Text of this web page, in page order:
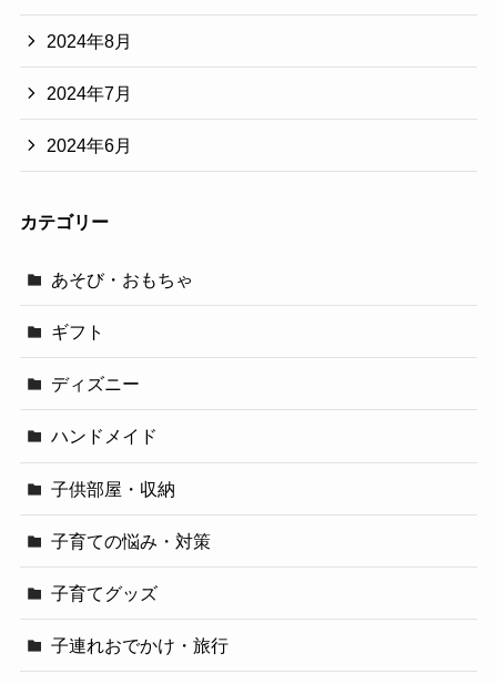
2024年8月
2024年7月
2024年6月
カテゴリー
あそび・おもちゃ
ギフト
ディズニー
ハンドメイド
子供部屋・収納
子育ての悩み・対策
子育てグッズ
子連れおでかけ・旅行